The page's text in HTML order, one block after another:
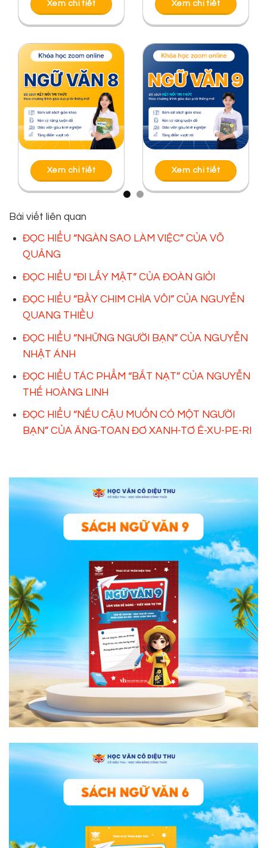
Xem chi tiết Xem chi tiết
Xem chi tiết Xem chi tiết
Bài viết liên quan
ĐỌC HIỂU “NGÀN SAO LÀM VIỆC” CỦA VÕ
QUẢNG
ĐỌC HIỂU “ĐI LẤY MẬT” CỦA ĐOÀN GIỎI
ĐỌC HIỂU “BẦY CHIM CHÌA VÔI” CỦA NGUYỄN
QUANG THIỀU
ĐỌC HIỂU “NHỮNG NGƯỜI BẠN” CỦA NGUYỄN
NHẬT ÁNH
ĐỌC HIỂU TÁC PHẨM “BẮT NẠT” CỦA NGUYỄN
THẾ HOÀNG LINH
ĐỌC HIỂU “NẾU CẬU MUỐN CÓ MỘT NGƯỜI
BẠN” CỦA ĂNG-TOAN ĐƠ XANH-TƠ Ê-XU-PE-RI